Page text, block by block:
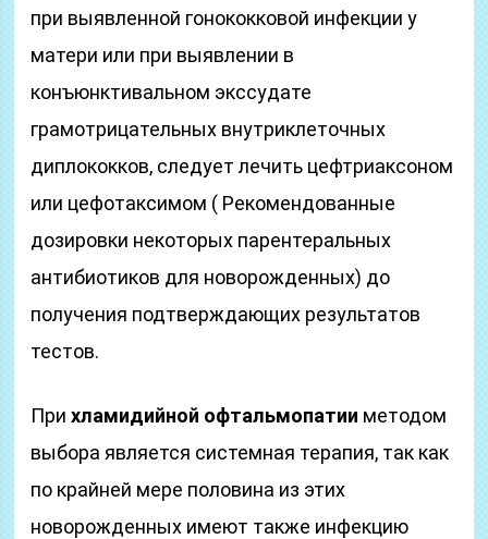
при выявленной гонококковой инфекции у
матери или при выявлении в
конъюнктивальном экссудате
грамотрицательных внутриклеточных
диплококков, следует лечить цефтриаксоном
или цефотаксимом ( Рекомендованные
дозировки некоторых парентеральных
антибиотиков для новорожденных) до
получения подтверждающих результатов
тестов.
Прихламидийной офтальмопатии методом
выбора является системная терапия, так как
по крайней мере половина из этих
новорожденных имеют также инфекцию